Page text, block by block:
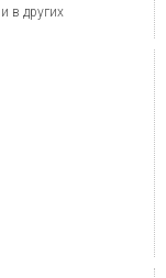
в других